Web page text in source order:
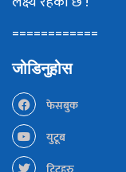
============
जोडिनुहोस
फेसबुक
युटूब